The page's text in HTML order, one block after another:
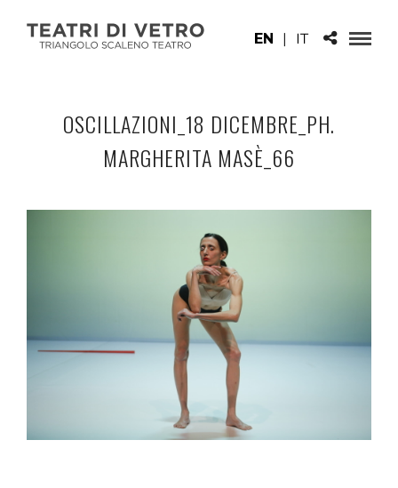
EN | IT
OSCILLAZIONI_18 DICEMBRE_PH.
MARGHERITA MASÈ_66